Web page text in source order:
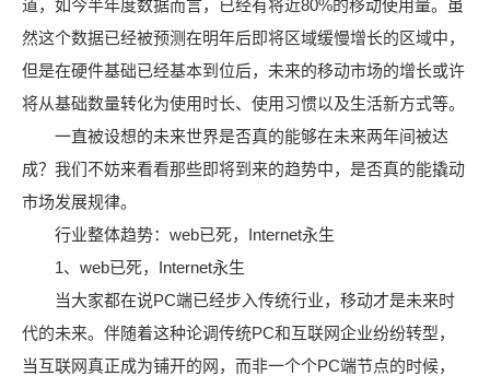
道，如今半年度数据而言，已经有将近80%的移动使用量。虽
然这个数据已经被预测在明年后即将区域缓慢增长的区域中，
但是在硬件基础已经基本到位后，未来的移动市场的增长或许
将从基础数量转化为使用时长、使用习惯以及生活新方式等。
一直被设想的未来世界是否真的能够在未来两年间被达
成？我们不妨来看看那些即将到来的趋势中，是否真的能撬动
市场发展规律。
行业整体趋势：web已死，Internet永生
1、web已死，Internet永生
当大家都在说PC端已经步入传统行业，移动才是未来时
代的未来。伴随着这种论调传统PC和互联网企业纷纷转型，
当互联网真正成为铺开的网，而非一个个PC端节点的时候，